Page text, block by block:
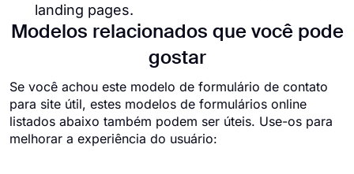
landing pages.
Modelos relacionados que você pode
gostar
Se você achou este modelo de formulário de contato
para site útil, estes modelos de formulários online
listados abaixo também podem ser úteis. Use-os para
melhorar a experiência do usuário: